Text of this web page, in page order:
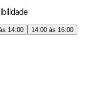
14:00
14:00 às 16:00